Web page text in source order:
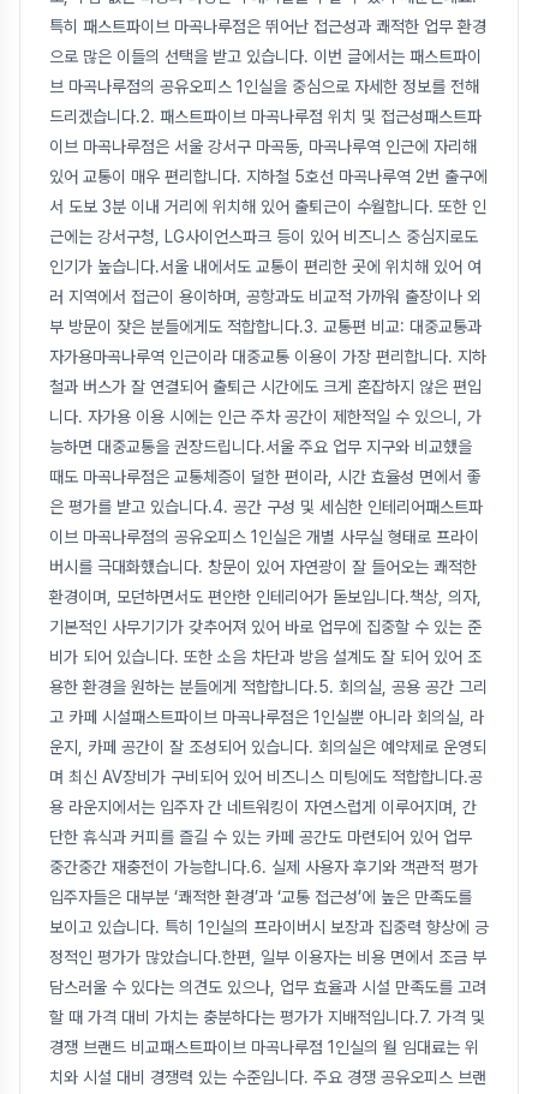
특히 패스트파이브 마곡나루점은 뛰어난 접근성과 쾌적한 업무 환경
으로 많은 이들의 선택을 받고 있습니다. 이번 글에서는 패스트파이
브 마곡나루점의 공유오피스 1인실을 중심으로 자세한 정보를 전해
드리겠습니다.2. 패스트파이브 마곡나루점 위치 및 접근성패스트파
이브 마곡나루점은 서울 강서구 마곡동, 마곡나루역 인근에 자리해
있어 교통이 매우 편리합니다. 지하철 5호선 마곡나루역 2번 출구에
서 도보 3분 이내 거리에 위치해 있어 출퇴근이 수월합니다. 또한 인
근에는 강서구청, LG사이언스파크 등이 있어 비즈니스 중심지로도
인기가 높습니다.서울 내에서도 교통이 편리한 곳에 위치해 있어 여
러 지역에서 접근이 용이하며, 공항과도 비교적 가까워 출장이나 외
부 방문이 잦은 분들에게도 적합합니다.3. 교통편 비교: 대중교통과
자가용마곡나루역 인근이라 대중교통 이용이 가장 편리합니다. 지하
철과 버스가 잘 연결되어 출퇴근 시간에도 크게 혼잡하지 않은 편입
니다. 자가용 이용 시에는 인근 주차 공간이 제한적일 수 있으니, 가
능하면 대중교통을 권장드립니다.서울 주요 업무 지구와 비교했을
때도 마곡나루점은 교통체증이 덜한 편이라, 시간 효율성 면에서 좋
은 평가를 받고 있습니다.4. 공간 구성 및 세심한 인테리어패스트파
이브 마곡나루점의 공유오피스 1인실은 개별 사무실 형태로 프라이
버시를 극대화했습니다. 창문이 있어 자연광이 잘 들어오는 쾌적한
환경이며, 모던하면서도 편안한 인테리어가 돋보입니다.책상, 의자,
기본적인 사무기기가 갖추어져 있어 바로 업무에 집중할 수 있는 준
비가 되어 있습니다. 또한 소음 차단과 방음 설계도 잘 되어 있어 조
용한 환경을 원하는 분들에게 적합합니다.5. 회의실, 공용 공간 그리
고 카페 시설패스트파이브 마곡나루점은 1인실뿐 아니라 회의실, 라
운지, 카페 공간이 잘 조성되어 있습니다. 회의실은 예약제로 운영되
며 최신 AV장비가 구비되어 있어 비즈니스 미팅에도 적합합니다.공
용 라운지에서는 입주자 간 네트워킹이 자연스럽게 이루어지며, 간
단한 휴식과 커피를 즐길 수 있는 카페 공간도 마련되어 있어 업무
중간중간 재충전이 가능합니다.6. 실제 사용자 후기와 객관적 평가
입주자들은 대부분 ‘쾌적한 환경’과 ‘교통 접근성’에 높은 만족도를
보이고 있습니다. 특히 1인실의 프라이버시 보장과 집중력 향상에 긍
정적인 평가가 많았습니다.한편, 일부 이용자는 비용 면에서 조금 부
담스러울 수 있다는 의견도 있으나, 업무 효율과 시설 만족도를 고려
할 때 가격 대비 가치는 충분하다는 평가가 지배적입니다.7. 가격 및
경쟁 브랜드 비교패스트파이브 마곡나루점 1인실의 월 임대료는 위
치와 시설 대비 경쟁력 있는 수준입니다. 주요 경쟁 공유오피스 브랜